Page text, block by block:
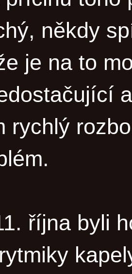
někdy
je na to
rychlý
října byli